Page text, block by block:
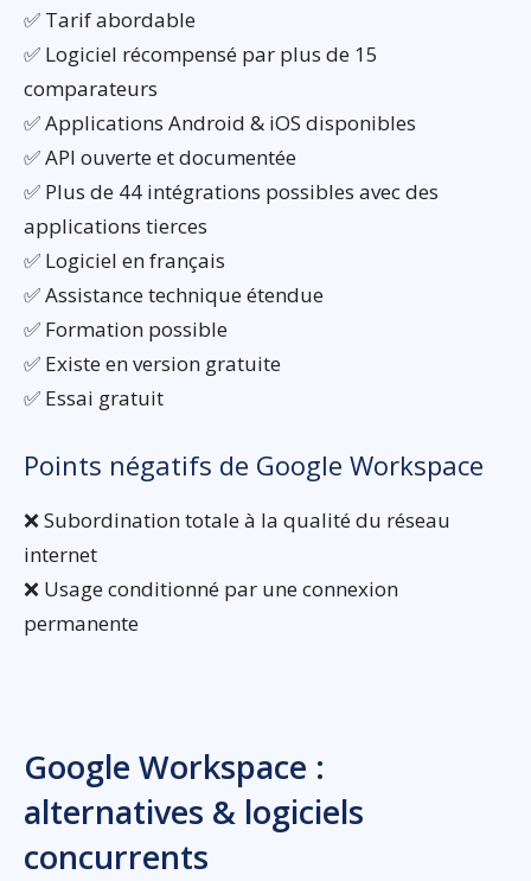
✅ Tarif abordable
✅ Logiciel récompensé par plus de 15
comparateurs
✅ Applications Android & iOS disponibles
✅ API ouverte et documentée
✅ Plus de 44 intégrations possibles avec des
applications tierces
✅ Logiciel en français
✅ Assistance technique étendue
✅ Formation possible
✅ Existe en version gratuite
✅ Essai gratuit
Points négatifs de Google Workspace
❌ Subordination totale à la qualité du réseau
internet
❌ Usage conditionné par une connexion
permanente
Google Workspace :
alternatives & logiciels
concurrents